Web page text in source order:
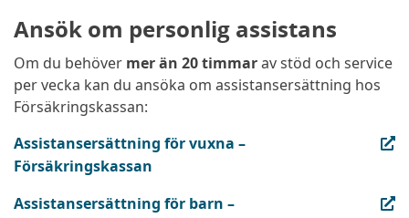
Ansök om personlig assistans
Om du behöver mer än 20 timmarav stöd och service
per vecka kan du ansöka om assistansersättning hos
Försäkringskassan:
Assistansersättning för vuxna –
Försäkringskassan
(extern länk, öppnas i ny flik)
Assistansersättning för barn –
(extern länk, öppnas i ny flik)